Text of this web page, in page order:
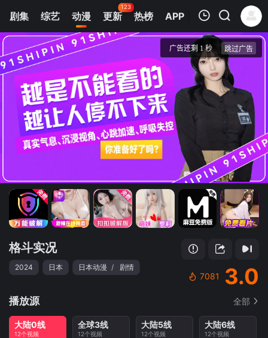
剧集 综艺 动漫 更新
123
热榜 APP
我的观影记录
第01集
格斗实况
清空
格斗实况
2024 日本 日本动漫 / 剧情
7081 3.0
播放源 全部
大陆0线
12个视频
全球3线
12个视频
大陆5线
12个视频
大陆6线
12个视频